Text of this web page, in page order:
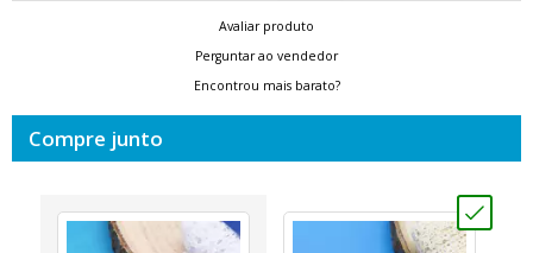
Avaliar produto
Perguntar ao vendedor
Encontrou mais barato?
Compre junto